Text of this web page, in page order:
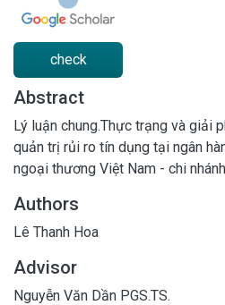
check
Abstract
Lý luận chung.Thực trạng và giải
quản trị rủi ro tín dụng tại ngân
ngoại thương Việt Nam - chi
Authors
Lê Thanh Hoa
Advisor
Nguyễn Văn Dần PGS.TS.